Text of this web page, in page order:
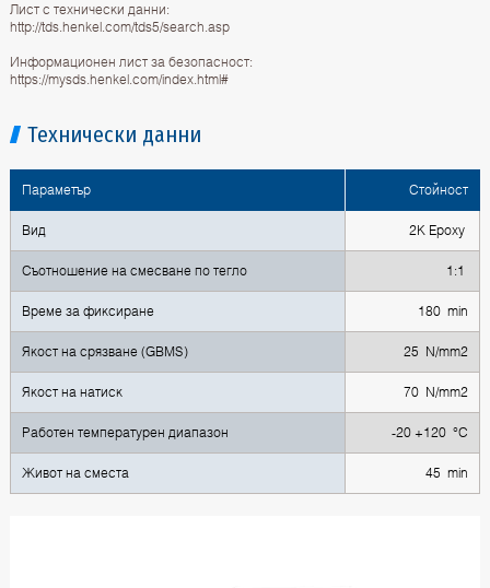
Лист с технически данни:
http://tds.henkel.com/tds5/search.asp
Информационен лист за безопасност:
https://mysds.henkel.com/index.html#
Технически данни
Параметър Стойност
Вид 2K Epoxy
Съотношение на смесване по тегло 1:1
Време за фиксиране 180 min
Якост на срязване (GBMS) 25 N/mm2
Якост на натиск 70 N/mm2
Работен температурен диапазон -20 +120 °C
Живот на сместа 45 min